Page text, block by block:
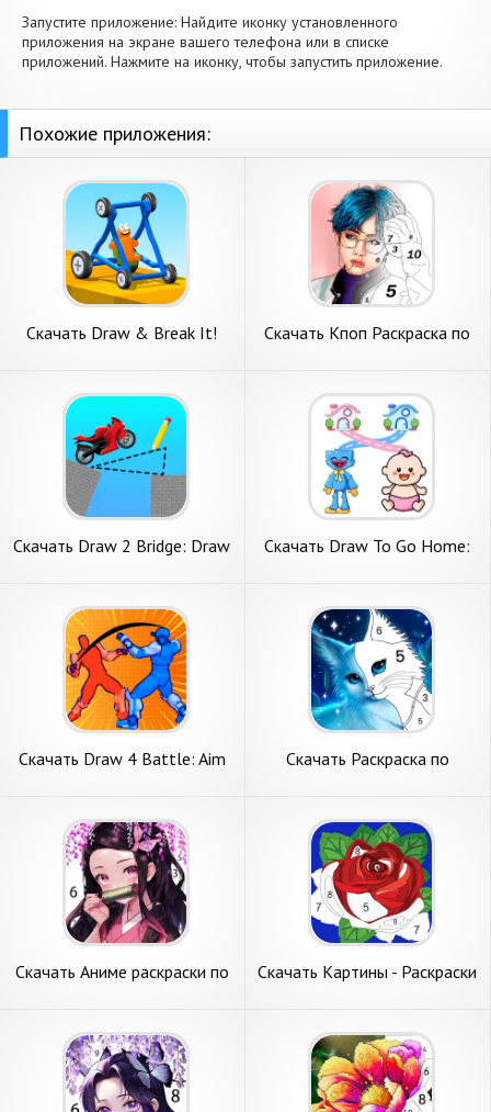
Запустите приложение: Найдите иконку установленного
приложения на экране вашего телефона или в списке
приложений. Нажмите на иконку, чтобы запустить приложение.
Похожие приложения:
Скачать Draw & Break It!
Скачать Кпоп Раскраска по
Андроид
Скачать Draw 2 Bridge: Draw
на Андроид
Скачать Draw To Go Home:
Скачать Draw 4 Battle: Aim
Скачать Раскраска по
Андроид
Скачать Аниме раскраски по
Скачать Картины - Раскраски
Андроид